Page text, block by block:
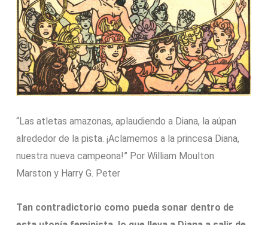
“Las atletas amazonas, aplaudiendo a Diana, la aúpan
alrededor de la pista. ¡Aclamemos a la princesa Diana,
nuestra nueva campeona!” Por William Moulton
Marston y Harry G. Peter
Tan contradictorio como pueda sonar dentro de